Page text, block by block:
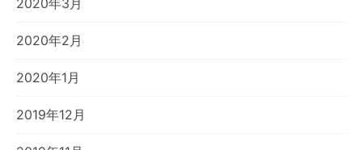
2020年2月
2020年1月
2019年12月